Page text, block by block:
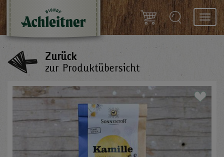
Zurück
zur Produktübersicht